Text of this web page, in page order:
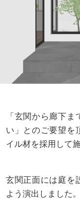
「玄関から廊下
い」とのご要望を
イル材を採用して
玄関正面には庭を
よう演出しました。